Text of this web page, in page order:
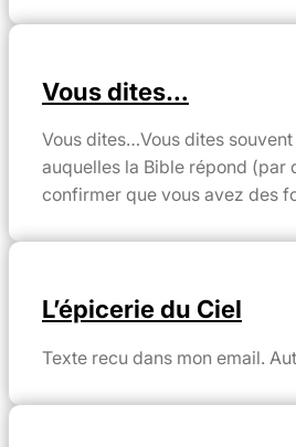
Vous dites…
Vous dites…Vous dites
auquelles la Bible répond (par
confirmer que vous avez des
L’épicerie du Ciel
Texte recu dans mon email.